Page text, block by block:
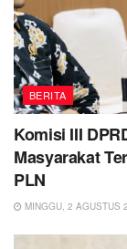
BERITA
Komisi III
Masyarakat
PLN
MINGGU, 2 AGUSTUS